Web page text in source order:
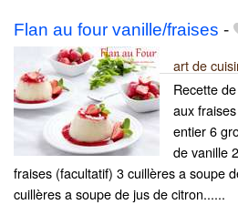
Flan au four vanille/fraises -
art de
Recette
aux
entier 6
de vanille
fraises (facultatif) 3 cuillères a soupe
cuillères a soupe de jus de citron......